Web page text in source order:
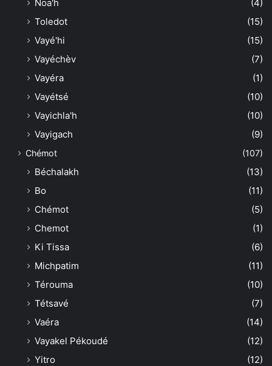
Noa'h
(4)
Toledot
(15)
Vayé'hi
(15)
Vayéchèv
(7)
Vayéra
(1)
Vayétsé
(10)
Vayichla'h
(10)
Vayigach
(9)
Chémot (107)
Béchalakh
(13)
Bo
(11)
Chémot
(5)
Chemot
(1)
Ki Tissa
(6)
Michpatim
(11)
Térouma
(10)
Tétsavé
(7)
Vaéra
(14)
Vayakel Pékoudé
(12)
Yitro
(12)